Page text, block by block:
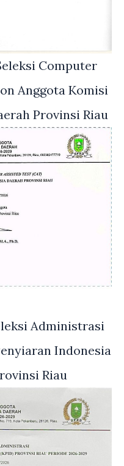
Computer
Anggota Komisi
Provinsi Riau
Administrasi
Indonesia
Riau